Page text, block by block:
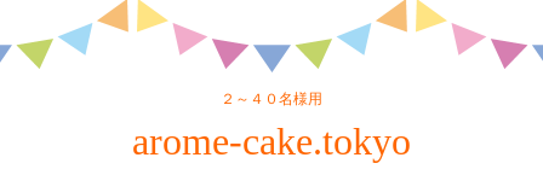
２～４０名様用
arome-cake.tokyo